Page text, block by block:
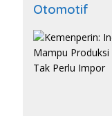
Otomotif